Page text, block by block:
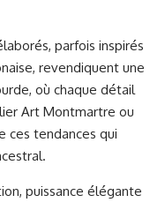
parfois inspirés
revendiquent une
où chaque détail
Art Montmartre ou
ces tendances qui
puissance élégante